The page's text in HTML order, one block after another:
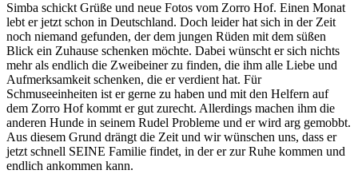
Simba schickt Grüße und neue Fotos vom Zorro Hof. Einen Monat
lebt er jetzt schon in Deutschland. Doch leider hat sich in der Zeit
noch niemand gefunden, der dem jungen Rüden mit dem süßen
Blick ein Zuhause schenken möchte. Dabei wünscht er sich nichts
mehr als endlich die Zweibeiner zu finden, die ihm alle Liebe und
Aufmerksamkeit schenken, die er verdient hat. Für
Schmuseeinheiten ist er gerne zu haben und mit den Helfern auf
dem Zorro Hof kommt er gut zurecht. Allerdings machen ihm die
anderen Hunde in seinem Rudel Probleme und er wird arg gemobbt.
Aus diesem Grund drängt die Zeit und wir wünschen uns, dass er
jetzt schnell SEINE Familie findet, in der er zur Ruhe kommen und
endlich ankommen kann.